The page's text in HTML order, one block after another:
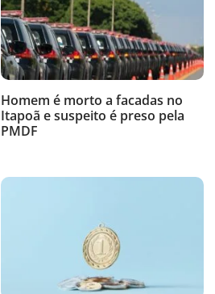
Homem é morto a facadas no
Itapoã e suspeito é preso pela
PMDF